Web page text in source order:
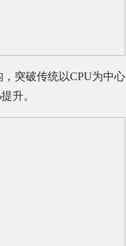
突破传统以CPU为中心
升。